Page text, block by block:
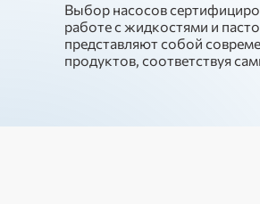
Выбор насосов
работе с жидкостями и
представляют собой
продуктов, соответствуя